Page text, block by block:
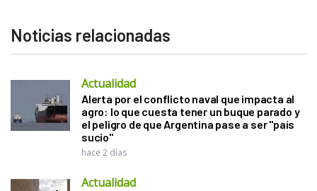
Noticias relacionadas
Actualidad
Alerta por el conflicto naval que impacta al
agro: lo que cuesta tener un buque parado y
el peligro de que Argentina pase a ser "país
sucio"
hace 2 días
Actualidad